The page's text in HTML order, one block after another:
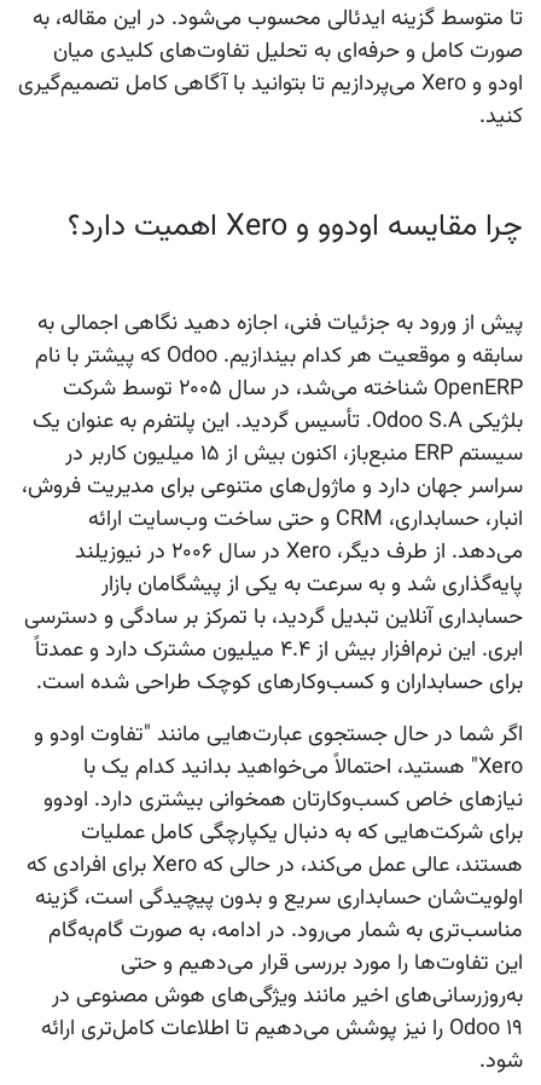
تا متوسط گزینه ایدئالی محسوب می‌شود. در این مقاله، به
صورت کامل و حرفه‌ای به تحلیل تفاوت‌های کلیدی میان
اودو و Xero می‌پردازیم تا بتوانید با آگاهی کامل تصمیم‌گیری
کنید.
چرا مقایسه اودوو و Xero اهمیت دارد؟
پیش از ورود به جزئیات فنی، اجازه دهید نگاهی اجمالی به
سابقه و موقعیت هر کدام بیندازیم. Odoo که پیشتر با نام
OpenERP شناخته می‌شد، در سال ۲۰۰۵ توسط شرکت
بلژیکی Odoo S.A. تأسیس گردید. این پلتفرم به عنوان یک
سیستم ERP منبع‌باز، اکنون بیش از ۱۵ میلیون کاربر در
سراسر جهان دارد و ماژول‌های متنوعی برای مدیریت فروش،
انبار، حسابداری، CRM و حتی ساخت وب‌سایت ارائه
می‌دهد. از طرف دیگر، Xero در سال ۲۰۰۶ در نیوزیلند
پایه‌گذاری شد و به سرعت به یکی از پیشگامان بازار
حسابداری آنلاین تبدیل گردید، با تمرکز بر سادگی و دسترسی
ابری. این نرم‌افزار بیش از ۴.۴ میلیون مشترک دارد و عمدتاً
برای حسابداران و کسب‌وکارهای کوچک طراحی شده است.
اگر شما در حال جستجوی عبارت‌هایی مانند "تفاوت اودو و
Xero" هستید، احتمالاً می‌خواهید بدانید کدام یک با
نیازهای خاص کسب‌وکارتان همخوانی بیشتری دارد. اودوو
برای شرکت‌هایی که به دنبال یکپارچگی کامل عملیات
هستند، عالی عمل می‌کند، در حالی که Xero برای افرادی که
اولویت‌شان حسابداری سریع و بدون پیچیدگی است، گزینه
مناسب‌تری به شمار می‌رود. در ادامه، به صورت گام‌به‌گام
این تفاوت‌ها را مورد بررسی قرار می‌دهیم و حتی
به‌روزرسانی‌های اخیر مانند ویژگی‌های هوش مصنوعی در
Odoo ۱۹ را نیز پوشش می‌دهیم تا اطلاعات کامل‌تری ارائه
شود.